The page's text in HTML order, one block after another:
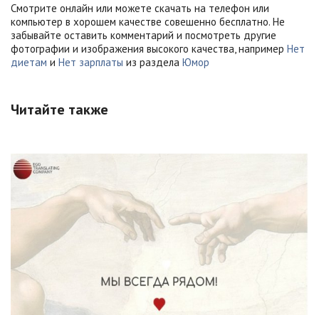
Смотрите онлайн или можете скачать на телефон или
компьютер в хорошем качестве совешенно бесплатно. Не
забывайте оставить комментарий и посмотреть другие
фотографии и изображения высокого качества, например Нет
диетам и Нет зарплаты из раздела Юмор
Читайте также